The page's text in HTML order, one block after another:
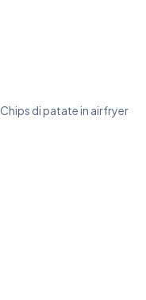
Chips di patate in airfryer